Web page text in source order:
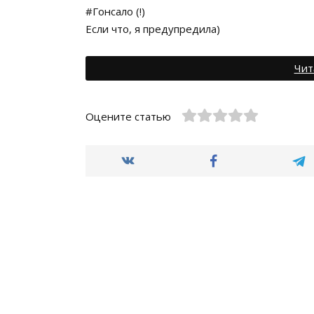
#Гонсало (!)
Если что, я предупредила)
Оцените статью